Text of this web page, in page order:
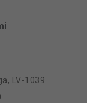
LV-1039